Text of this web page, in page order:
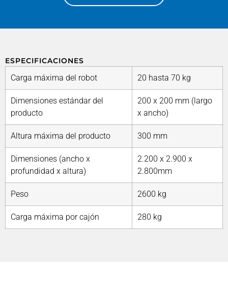
ESPECIFICACIONES
Carga máxima del robot 20 hasta 70 kg
Dimensiones estándar del
producto
200 x 200 mm (largo
x ancho)
Altura máxima del producto 300 mm
Dimensiones (ancho x
profundidad x altura)
2.200 x 2.900 x
2.800mm
Peso 2600 kg
Carga máxima por cajón 280 kg